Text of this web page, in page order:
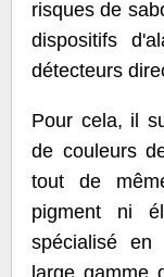
risques de
dispositifs
détecteurs
Pour cela, il
de couleurs
tout de
pigment ni
spécialisé en
large gamme